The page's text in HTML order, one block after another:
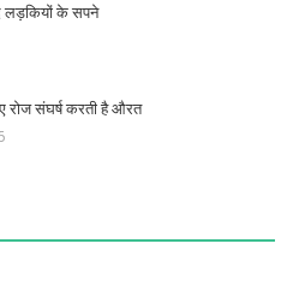
लड़कियों के सपने
रोज संघर्ष करती है औरत